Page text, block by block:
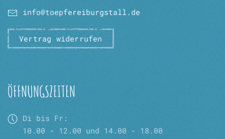
info@toepfereiburgstall.de
Vertrag widerrufen
ÖFFNUNGSZEITEN
Di bis Fr:
10.00 - 12.00 und 14.00 - 18.00